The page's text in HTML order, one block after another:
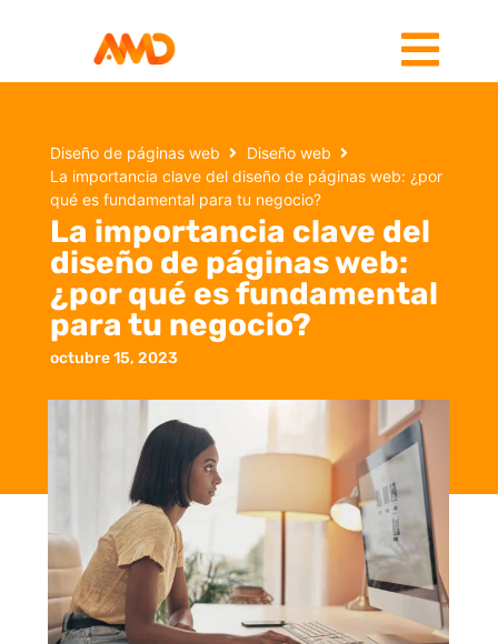
Diseño de páginas web
Diseño web
La importancia clave del diseño de páginas web: ¿por
qué es fundamental para tu negocio?
La importancia clave del
diseño de páginas web:
¿por qué es fundamental
para tu negocio?
octubre 15, 2023